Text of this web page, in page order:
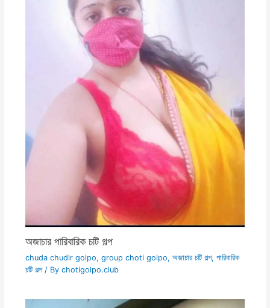
অজাচার পারিবারিক চটি গল্প
chuda chudir golpo, group choti golpo, অজাচার চটি গল্প, পারিবারিক
চটি গল্প/ By chotigolpo.club